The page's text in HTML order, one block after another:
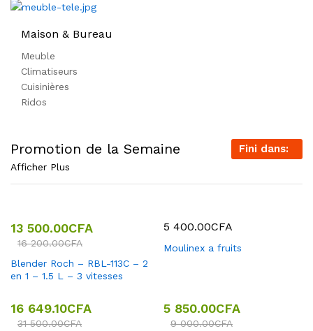
Maison & Bureau
Meuble
Climatiseurs
Cuisinières
Ridos
Promotion de la Semaine Fini dans:
Afficher Plus
13 500.00CFA
16 200.00CFA
Blender Roch – RBL-113C – 2
en 1 – 1.5 L – 3 vitesses
5 400.00CFA
Moulinex a fruits
16 649.10CFA
31 500.00CFA
5 850.00CFA
9 000.00CFA